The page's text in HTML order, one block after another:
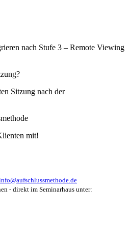
nach Stufe 3 – Remote Viewing
Sitzung nach der
mit!
- direkt im Seminarhaus unter: